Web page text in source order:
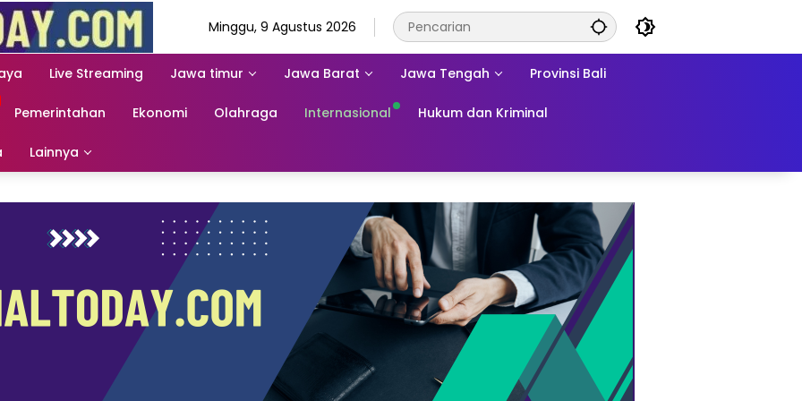
Minggu, 9 Agustus 2026
Live Streaming Jawa timur Jawa Barat Jawa Tengah Provinsi Bali
Pemerintahan Ekonomi Olahraga Internasional Hukum dan Kriminal
Lainnya